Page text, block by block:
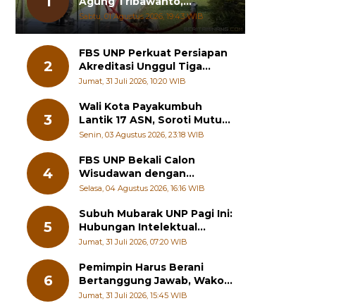
Tekankan Peningkatan
Pelayanan dan Sinergi
Sabtu, 01 Agustus 2026, 19:43 WIB
2
FBS UNP Perkuat Persiapan
Akreditasi Unggul Tiga
Program Studi
Jumat, 31 Juli 2026, 10:20 WIB
3
Wali Kota Payakumbuh
Lantik 17 ASN, Soroti Mutu
Sekolah hingga Pelayanan
Senin, 03 Agustus 2026, 23:18 WIB
4
FBS UNP Bekali Calon
Wisudawan dengan
Wawasan Karier Global dan
Selasa, 04 Agustus 2026, 16:16 WIB
5
Subuh Mubarak UNP Pagi Ini:
Hubungan Intelektual
dengan Etos Kerja
Jumat, 31 Juli 2026, 07:20 WIB
6
Pemimpin Harus Berani
Bertanggung Jawab, Wako
Padang Panjang Buka
Jumat, 31 Juli 2026, 15:45 WIB